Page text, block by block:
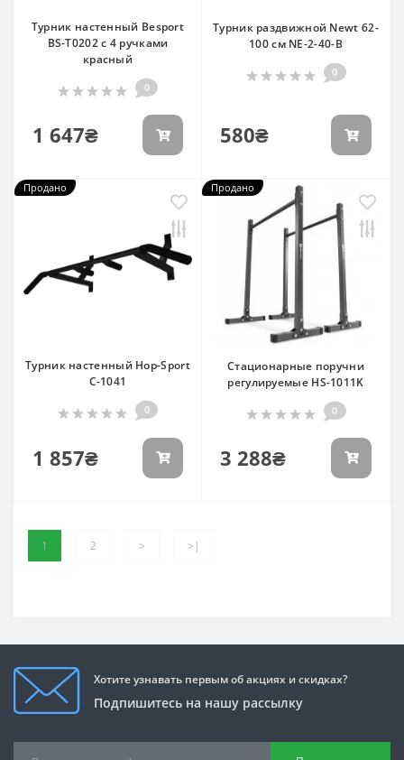
Турник настенный Besport
BS-T0202 с 4 ручками
красный
0
1 647₴
Турник раздвижной Newt 62-
100 см NE-2-40-B
0
580₴
Продано
Турник настенный Hop-Sport
С-1041
0
1 857₴
Продано
Стационарные поручни
регулируемые HS-1011K
0
3 288₴
1 2 > >|
Хотите узнавать первым об акциях и скидках?
Подпишитесь на нашу рассылку